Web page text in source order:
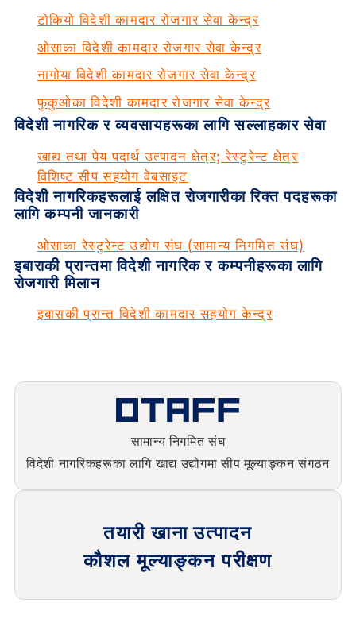
टोकियो विदेशी कामदार रोजगार सेवा केन्द्र
ओसाका विदेशी कामदार रोजगार सेवा केन्द्र
नागोया विदेशी कामदार रोजगार सेवा केन्द्र
फुकुओका विदेशी कामदार रोजगार सेवा केन्द्र
विदेशी नागरिक र व्यवसायहरूका लागि सल्लाहकार सेवा
खाद्य तथा पेय पदार्थ उत्पादन क्षेत्र; रेस्टुरेन्ट क्षेत्र
विशिष्ट सीप सहयोग वेबसाइट
विदेशी नागरिकहरूलाई लक्षित रोजगारीका रिक्त पदहरूका
लागि कम्पनी जानकारी
ओसाका रेस्टुरेन्ट उद्योग संघ (सामान्य निगमित संघ)
इबाराकी प्रान्तमा विदेशी नागरिक र कम्पनीहरूका लागि
रोजगारी मिलान
इबाराकी प्रान्त विदेशी कामदार सहयोग केन्द्र
सामान्य निगमित संघ
विदेशी नागरिकहरूका लागि खाद्य उद्योगमा सीप मूल्याङ्कन संगठन
तयारी खाना उत्पादन
कौशल मूल्याङ्कन परीक्षण